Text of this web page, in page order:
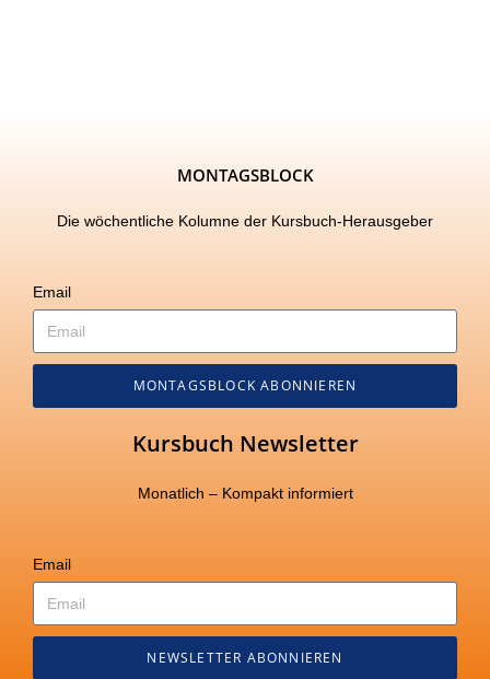
MONTAGSBLOCK
Die wöchentliche Kolumne der Kursbuch-Herausgeber
Email
MONTAGSBLOCK ABONNIEREN
Kursbuch Newsletter
Monatlich – Kompakt informiert
Email
NEWSLETTER ABONNIEREN